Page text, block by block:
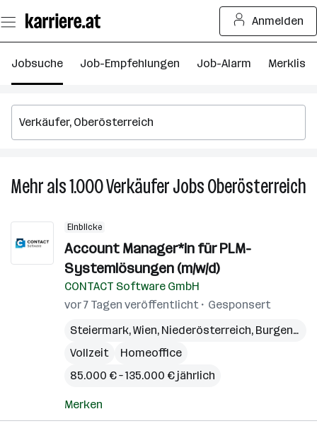
Seiteninhalt
springen
Anmelden
Jobsuche Job-Empfehlungen Job-Alarm Merkliste
Mehr als 1.000VerkäuferJobsOberösterreich
Einblicke
Account Manager*in für PLM-
Systemlösungen (m/w/d)
CONTACT Software GmbH
vor 7 Tagen veröffentlicht
Gesponsert
Steiermark,Wien, Niederösterreich, Burgenland
Vollzeit
Homeoffice
85.000 € – 135.000 € jährlich
Merken